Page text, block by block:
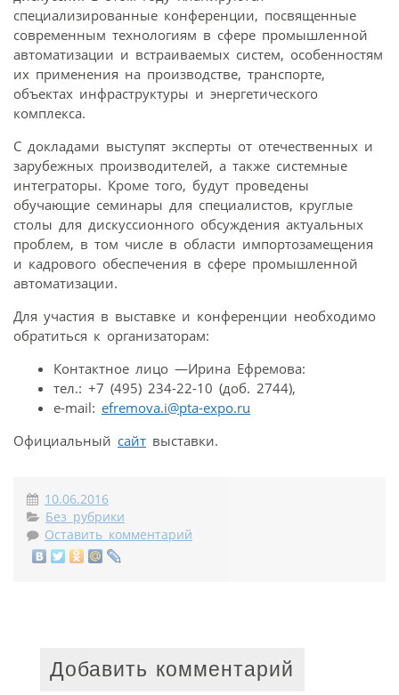
специализированные конференции, посвященные
современным технологиям в сфере промышленной
автоматизации и встраиваемых систем, особенностям
их применения на производстве, транспорте,
объектах инфраструктуры и энергетического
комплекса.
С докладами выступят эксперты от отечественных и
зарубежных производителей, а также системные
интеграторы. Кроме того, будут проведены
обучающие семинары для специалистов, круглые
столы для дискуссионного обсуждения актуальных
проблем, в том числе в области импортозамещения
и кадрового обеспечения в сфере промышленной
автоматизации.
Для участия в выставке и конференции необходимо
обратиться к организаторам:
Контактное лицо —Ирина Ефремова:
тел.: +7 (495) 234-22-10 (доб. 2744),
e-mail: efremova.i@pta-expo.ru
Официальный сайт выставки.
10.06.2016
Без рубрики
Оставить комментарий
Добавить комментарий